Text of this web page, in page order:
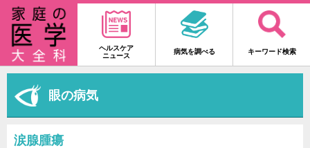
ヘルスケア
ニュース
病気を調べる キーワード検索
眼の病気
涙腺腫瘍